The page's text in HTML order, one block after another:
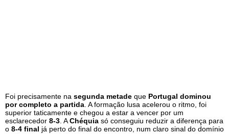
Foi precisamente na segunda metade que Portugal dominou
por completo a partida . A formação lusa acelerou o ritmo, foi
superior taticamente e chegou a estar a vencer por um
esclarecedor 8-3 . AChéquia só conseguiu reduzir a diferença para
o 8-4 final já perto do final do encontro, num claro sinal do domínio